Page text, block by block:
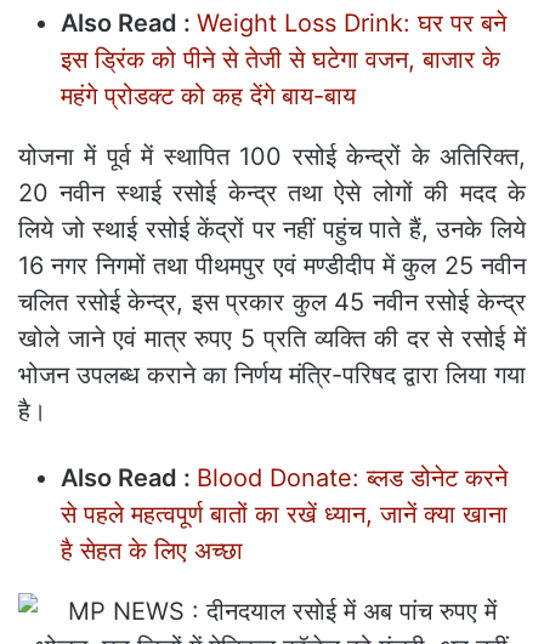
Also Read : Weight Loss Drink: घर पर बने
इस ड्रिंक को पीने से तेजी से घटेगा वजन, बाजार के
महंगे प्रोडक्ट को कह देंगे बाय-बाय
योजना में पूर्व में स्थापित 100 रसोई केन्द्रों के अतिरिक्त,
20 नवीन स्थाई रसोई केन्द्र तथा ऐसे लोगों की मदद के
लिये जो स्थाई रसोई केंद्रों पर नहीं पहुंच पाते हैं, उनके लिये
16 नगर निगमों तथा पीथमपुर एवं मण्डीदीप में कुल 25 नवीन
चलित रसोई केन्द्र, इस प्रकार कुल 45 नवीन रसोई केन्द्र
खोले जाने एवं मात्र रुपए 5 प्रति व्यक्ति की दर से रसोई में
भोजन उपलब्ध कराने का निर्णय मंत्रि-परिषद द्वारा लिया गया
है।
Also Read : Blood Donate: ब्लड डोनेट करने
से पहले महत्‍वपूर्ण बातों का रखें ध्यान, जानें क्या खाना
है सेहत के लिए अच्छा